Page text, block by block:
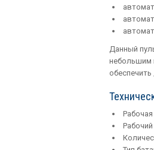
Данный
небольшим